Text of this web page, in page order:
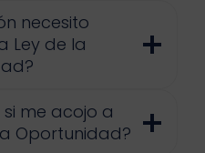
necesito
Ley de la
me acojo a
Oportunidad?